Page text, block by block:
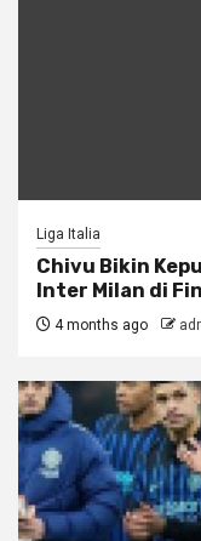
Liga Italia
Chivu Bikin
Inter Milan di
4 months ago